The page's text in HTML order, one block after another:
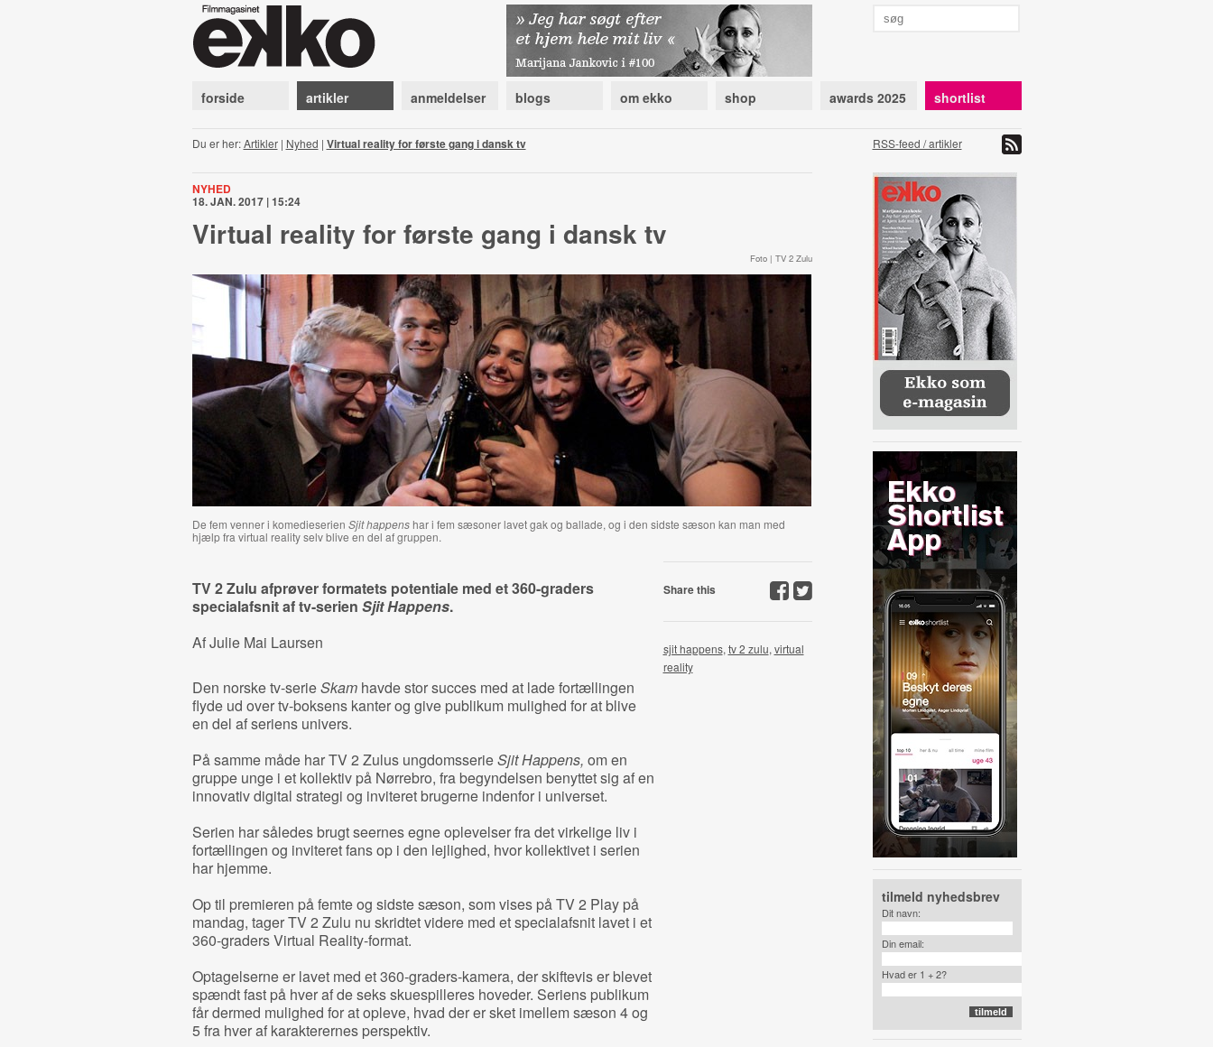
forside artikler anmeldelser blogs om ekko shop awards 2025 shortlist
Du er her:Artikler| Nyhed | Virtual reality for første gang i dansk tv RSS-feed / artikler
NYHED
18. JAN. 2017 | 15:24
Virtual reality for første gang i dansk tv
Foto | TV 2 Zulu
De fem venner i komedieserien Sjit happens har i fem sæsoner lavet gak og ballade, og i den sidste sæson kan man med
hjælp fra virtual reality selv blive en del af gruppen.
TV 2 Zulu afprøver formatets potentiale med et 360-graders
specialafsnit af tv-serien Sjit Happens.
Af Julie Mai Laursen
Den norske tv-serieSkamhavde stor succes med at lade fortællingen
flyde ud over tv-boksens kanter og give publikum mulighed for at blive
en del af seriens univers.
På samme måde har TV 2 Zulus ungdomsserieSjit Happens, om en
gruppe unge i et kollektiv på Nørrebro, fra begyndelsen benyttet sig af en
innovativ digital strategi og inviteret brugerne indenfor i universet.
Serien har således brugt seernes egne oplevelser fra det virkelige liv i
fortællingen og inviteret fans op i den lejlighed, hvor kollektivet i serien
har hjemme.
Op til premieren på femte og sidste sæson, som vises på TV 2 Play på
mandag, tager TV 2 Zulu nu skridtet videre med et specialafsnit lavet i et
360-graders Virtual Reality-format.
Optagelserne er lavet med et 360-graders-kamera, der skiftevis er blevet
spændt fast på hver af de seks skuespilleres hoveder. Seriens publikum
får dermed mulighed for at opleve, hvad der er sket imellem sæson 4 og
5 fra hver af karakterernes perspektiv.
Share this
sjit happens, tv 2 zulu, virtual
reality
tilmeld nyhedsbrev
Dit navn:
Din email:
Hvad er 1 + 2?